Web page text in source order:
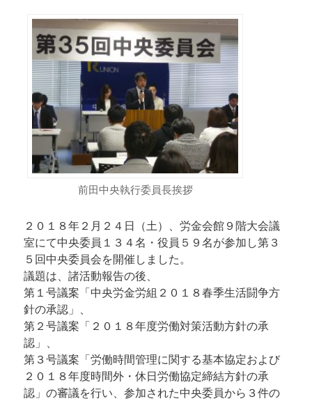
前田中央執行委員長挨拶
２０１８年２月２４日（土）、労金会館９階大会議
室にて中央委員１３４名・役員５９名が参加し第３
５回中央委員会を開催しました。
議題は、諸活動報告の後、
第１号議案「中央労金労組２０１８春季生活闘争方
針の承認」、
第２号議案「２０１８年度労働対策活動方針の承
認」、
第３号議案「労働時間管理に関する基本協定および
２０１８年度時間外・休日労働協定締結方針の承
認」の審議を行い、参加された中央委員から３件の